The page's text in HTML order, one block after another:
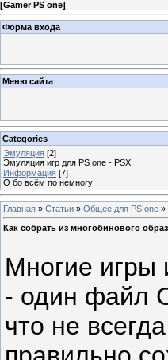
[Gamer PS one]
Форма входа
Меню сайта
Categories
Эмуляция [2]
Эмуляция игр для PS one - PSX
Информация [7]
О бо всём по немногу
Главная » Статьи » Общее для PS one »
Как собрать из многобинового
Многие игры
- один файл
что не